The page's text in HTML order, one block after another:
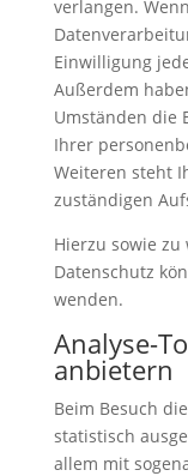
verlangen.
Einwilligung
Außerdem
Umständen die
Ihrer
Weiteren steht
zuständigen
Hierzu sowie zu
Datenschutz
wenden.
Analyse-
anbietern
Beim Besuch
statistisch
allem mit